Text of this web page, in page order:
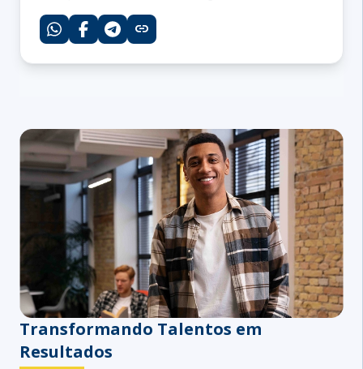
link
Transformando Talentos em
Resultados